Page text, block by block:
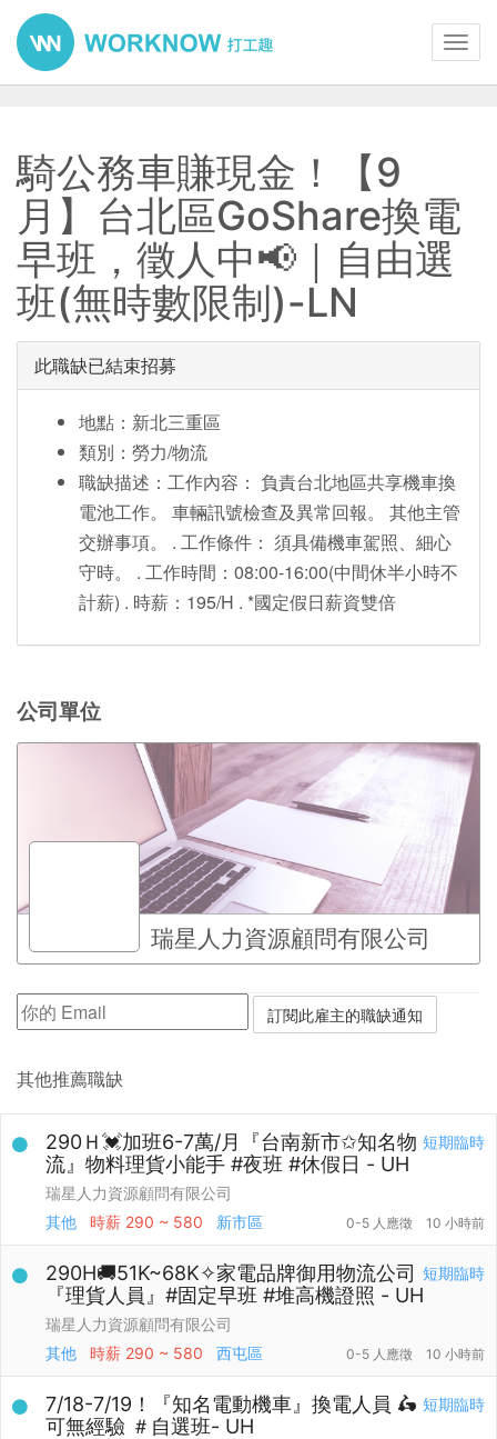
騎公務車賺現金！【9
月】台北區GoShare換電
早班，徵人中📢｜自由選
班(無時數限制)-LN
此職缺已結束招募
地點：新北三重區
類別：勞力/物流
職缺描述：工作內容： 負責台北地區共享機車換
電池工作。 車輛訊號檢查及異常回報。 其他主管
交辦事項。 . 工作條件： 須具備機車駕照、細心
守時。 . 工作時間：08:00-16:00(中間休半小時不
計薪) . 時薪：195/H . *國定假日薪資雙倍
公司單位
瑞星人力資源顧問有限公司
其他推薦職缺
短期臨時
290Ｈ💓加班6-7萬/月『台南新市✩知名物
流』物料理貨小能手 #夜班 #休假日 - UH
瑞星人力資源顧問有限公司
其他
時薪 290 ~ 580 新市區 0-5 人應徵 10 小時前
短期臨時
290H🚚51K~68K✧家電品牌御用物流公司
『理貨人員』#固定早班 #堆高機證照 - UH
瑞星人力資源顧問有限公司
其他
時薪 290 ~ 580 西屯區 0-5 人應徵 10 小時前
短期臨時
7/18-7/19！『知名電動機車』換電人員 🛵
可無經驗 ＃自選班- UH